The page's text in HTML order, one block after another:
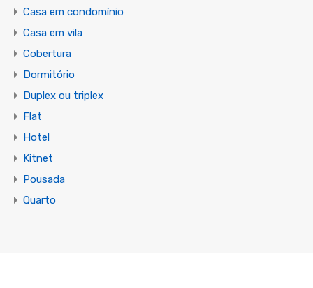
Casa em condomínio
Casa em vila
Cobertura
Dormitório
Duplex ou triplex
Flat
Hotel
Kitnet
Pousada
Quarto